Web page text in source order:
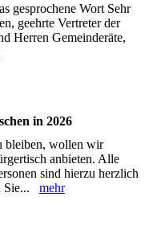
gesprochene Wort Sehr
geehrte Vertreter der
Herren Gemeinderäte,
in 2026
bleiben, wollen wir
anbieten. Alle
sind hierzu herzlich
Sie... mehr